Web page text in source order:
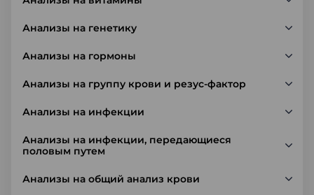
Анализы на генетику
Анализы на гормоны
Анализы на группу крови и резус-фактор
Анализы на инфекции
Анализы на инфекции, передающиеся
половым путем
Анализы на общий анализ крови